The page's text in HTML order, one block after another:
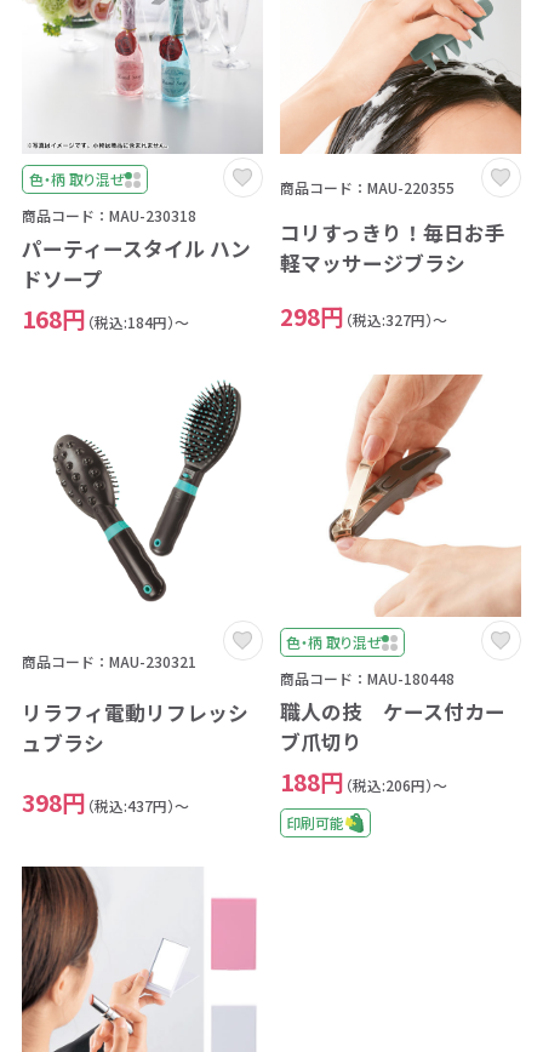
色・柄 取り混ぜ
商品コード：MAU-230318
パーティースタイル ハン
ドソープ
168円 （税込:184円）～
商品コード：MAU-220355
コリすっきり！毎日お手
軽マッサージブラシ
298円 （税込:327円）～
商品コード：MAU-230321
リラフィ電動リフレッシ
ュブラシ
398円 （税込:437円）～
色・柄 取り混ぜ
商品コード：MAU-180448
職人の技 ケース付カー
ブ爪切り
188円 （税込:206円）～
印刷可能